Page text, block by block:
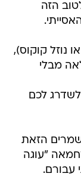
הזה
נוזל קוקוס),
מבלי
לכם
הזאת
"עוגה
עבורם.